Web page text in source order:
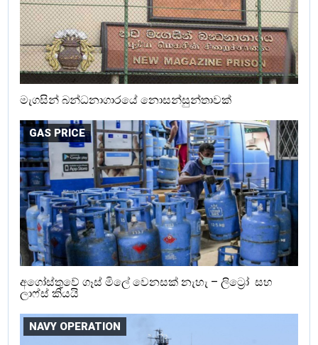
මැගසින් බන්ධනාගාරයේ නොසන්සුන්තාවක්
GAS PRICE
අගෝස්තුවේ ගෑස් මිලේ වෙනසක් නැහැ – ලිට්‍රෝ සහ
ලාෆ්ස් කියයි
NAVY OPERATION